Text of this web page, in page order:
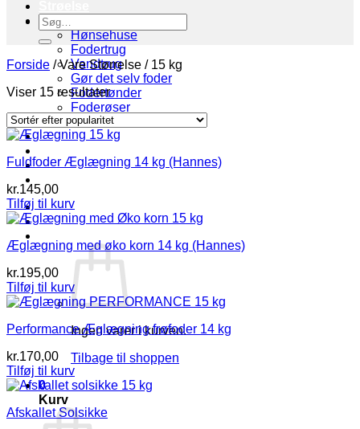
Stald udstyr
Hønsehuse
Fodertrug
Vandtrug
Gør det selv foder
Fodertønder
Foderøser
Hygiejne
Skadedyr
Økologi
Log ind
Ingen varer i kurven.
Tilbage til shoppen
0
Kurv
Søg
efter:
Forside /Vare Størrelse /15 kg
Viser 15 resultaterSorteret
efter
popularitet
Fuldfoder Æglægning 14 kg (Hannes)
kr.145,00
Tilføj til kurv
Æglægning med øko korn 14 kg (Hannes)
kr.195,00
Tilføj til kurv
Performance Æglægning frøfoder 14 kg
kr.170,00
Tilføj til kurv
Afskallet Solsikke